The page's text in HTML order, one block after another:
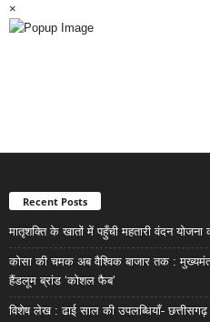
×
Recent Posts
मातृशक्ति के खातों में पहुँची महतारी वंदन योजना
कोसा की चमक अब वैश्विक बाजार तक :
हैंडलूम ब्रांड ‘कोशल फैब’
विशेष लेख : ढाई साल की उपलब्धियाँ-